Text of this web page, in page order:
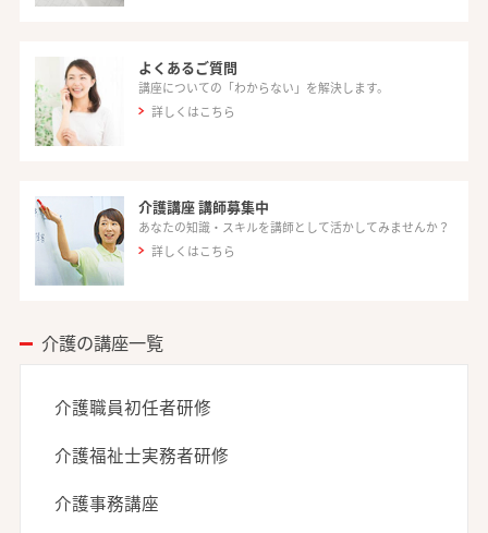
よくあるご質問
講座についての「わからない」を解決します。
詳しくはこちら
介護講座 講師募集中
あなたの知識・スキルを講師として活かしてみませんか？
詳しくはこちら
介護の講座一覧
介護職員初任者研修
介護福祉士実務者研修
介護事務講座